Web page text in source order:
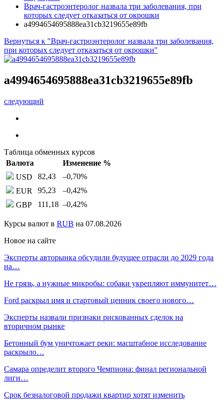
Врач-гастроэнтеролог назвала три заболевания, при
которых следует отказаться от окрошки
a4994654695888ea31cb3219655e89fb
Вернуться к "Врач-гастроэнтеролог назвала три заболевания,
при которых следует отказаться от окрошки"
a4994654695888ea31cb3219655e89fb
следующий
Таблица обменных курсов
Валюта
Изменение %
USD
82,43 –0,70%
EUR
95,23 –0,42%
GBP
111,18 –0,42%
Курсы валют в RUB на 07.08.2026
Новое на сайте
Эксперты авторынка обсудили будущее отрасли до 2029 года
на…
Не грязь, а нужные микробы: собаки укрепляют иммунитет…
Ford раскрыл имя и стартовый ценник своего нового…
Эксперты назвали признаки рискованных сделок на
вторичном рынке
Бетонный бум уничтожает реки: масштабное исследование
раскрыло…
Самара определит второго Чемпиона: финал региональной
лиги…
Срок безналоговой продажи квартир хотят изменить